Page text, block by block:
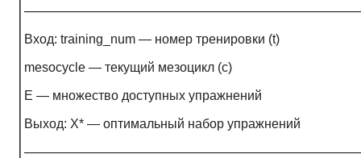
Вход: training_num — номер тренировки (t)
mesocycle — текущий мезоцикл (c)
E — множество доступных упражнений
Выход: X* — оптимальный набор упражнений